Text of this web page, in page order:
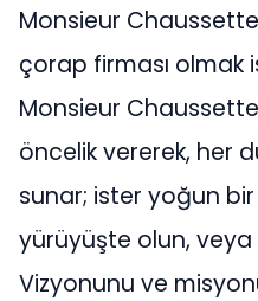
Monsieur
çorap firması olmak
Monsieur
öncelik vererek, her
sunar; ister yoğun
yürüyüşte olun, veya
Vizyonunu ve